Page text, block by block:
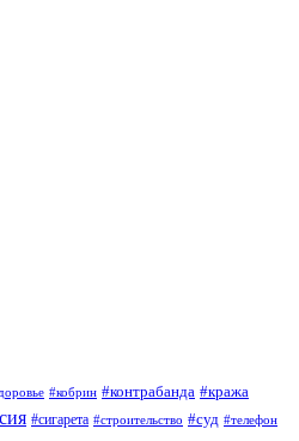
#кобрин #контрабанда #кража
#сигарета #строительство #суд #телефон